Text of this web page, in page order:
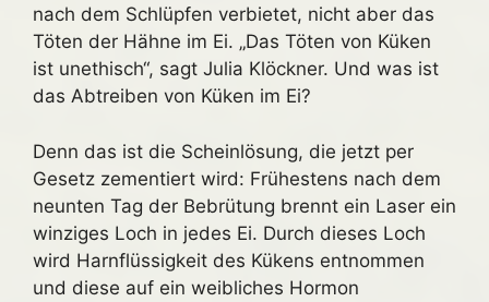
nach dem Schlüpfen verbietet, nicht aber das
Töten der Hähne im Ei. „Das Töten von Küken
ist unethisch“, sagt Julia Klöckner. Und was ist
das Abtreiben von Küken im Ei?
Denn das ist die Scheinlösung, die jetzt per
Gesetz zementiert wird: Frühestens nach dem
neunten Tag der Bebrütung brennt ein Laser ein
winziges Loch in jedes Ei. Durch dieses Loch
wird Harnflüssigkeit des Kükens entnommen
und diese auf ein weibliches Hormon